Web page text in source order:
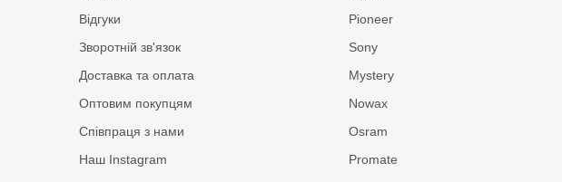
Відгуки
Зворотній зв'язок
Доставка та оплата
Оптовим покупцям
Співпраця з нами
Наш Instagram
Pioneer
Sony
Mystery
Nowax
Osram
Promate